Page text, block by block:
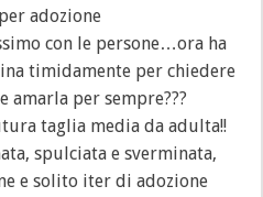
adozione
con le persone…ora ha
timidamente per chiedere
amarla per sempre???
taglia media da adulta!!
spulciata e sverminata,
e solito iter di adozione